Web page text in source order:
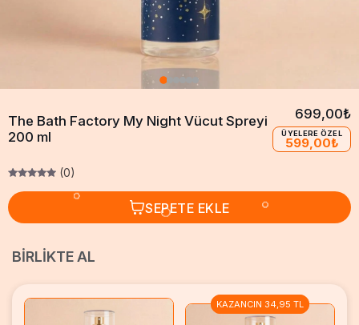
The Bath Factory My Night Vücut Spreyi
200 ml
699,00₺
ÜYELERE ÖZEL
599,00₺
(0)
SEPETE EKLE
BIRLIKTE AL
KAZANCIN 34,95 TL